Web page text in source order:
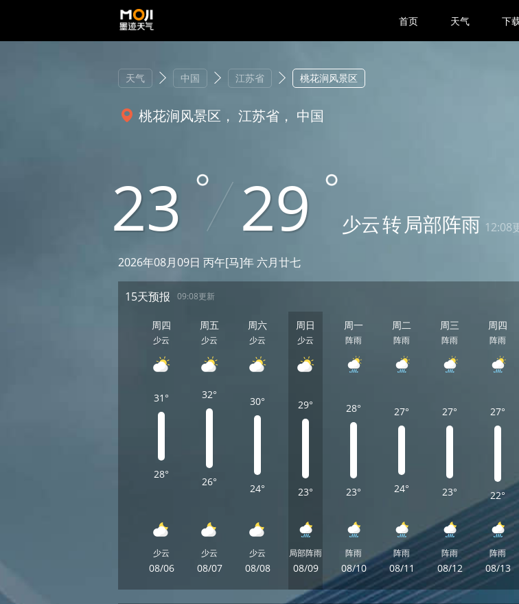
首页 天气 下
天气 中国 江苏省 桃花涧风景区
桃花涧风景区， 江苏省， 中国
23 29 少云转局部阵雨 12:08
2026年08月09日 丙午[马]年 六月廿七
15天预报 09:08更新
周四
少云
31°
28°
少云
08/06
周五
少云
32°
26°
少云
08/07
周六
少云
30°
24°
少云
08/08
周日
少云
29°
23°
局部阵雨
08/09
周一
阵雨
28°
23°
阵雨
08/10
周二
阵雨
27°
24°
阵雨
08/11
周三
阵雨
27°
23°
阵雨
08/12
周四
阵雨
27°
22°
阵雨
08/13